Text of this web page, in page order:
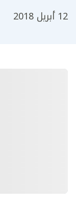
12 أبريل 2018